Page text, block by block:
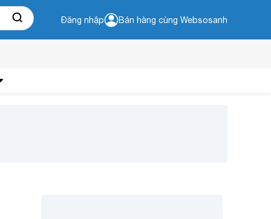
Đăng nhập Bán hàng cùng Websosanh